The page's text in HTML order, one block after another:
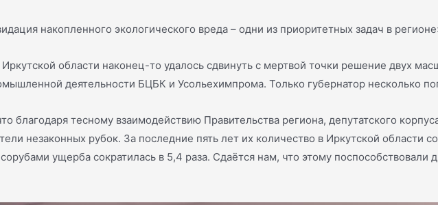
накопленного экологического вреда – одни из приоритетных задач в
области наконец-то удалось сдвинуть с мертвой точки решение двух
деятельности БЦБК и Усольехимпрома. Только губернатор несколько
благодаря тесному взаимодействию Правительства региона, депутатского
незаконных рубок. За последние пять лет их количество в Иркутской области
ущерба сократилась в 5,4 раза. Сдаётся нам, что этому